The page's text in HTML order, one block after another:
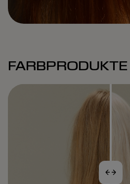
Loaded:
Progress
FARBPRODUKTE